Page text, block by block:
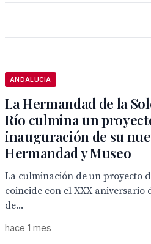
ANDALUCÍA
La Hermandad de la
Río culmina un
inauguración de su
Hermandad y Museo
La culminación de un proyecto
coincide con el XXX
de...
hace 1 mes